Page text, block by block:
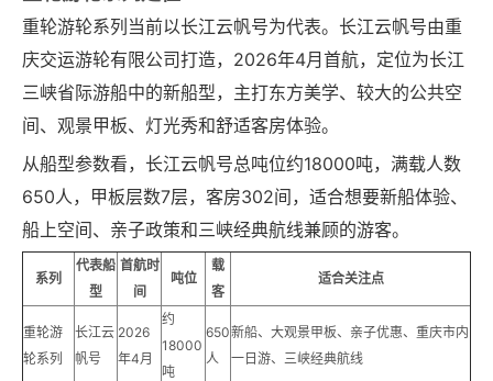
重轮游轮系列当前以长江云帆号为代表。长江云帆号由重
庆交运游轮有限公司打造，2026年4月首航，定位为长江
三峡省际游船中的新船型，主打东方美学、较大的公共空
间、观景甲板、灯光秀和舒适客房体验。
从船型参数看，长江云帆号总吨位约18000吨，满载人数
650人，甲板层数7层，客房302间，适合想要新船体验、
船上空间、亲子政策和三峡经典航线兼顾的游客。
系列
代表船
型
首航时
间
吨位
载
客
适合关注点
重轮游
轮系列
长江云
帆号
2026
年4月
约
18000
吨
650
人
新船、大观景甲板、亲子优惠、重庆市内
一日游、三峡经典航线